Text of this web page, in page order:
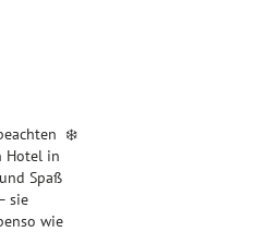
❄️
Hotel in
Spaß
sie
wie